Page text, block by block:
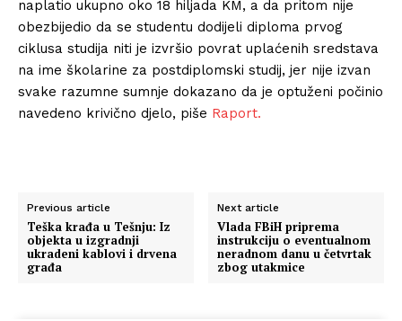
naplatio ukupno oko 18 hiljada KM, a da pritom nije
obezbijedio da se studentu dodijeli diploma prvog
ciklusa studija niti je izvršio povrat uplaćenih sredstava
na ime školarine za postdiplomski studij, jer nije izvan
svake razumne sumnje dokazano da je optuženi počinio
navedeno krivično djelo, piše Raport.
Previous article
Teška krađa u Tešnju: Iz
objekta u izgradnji
ukradeni kablovi i drvena
građa
Next article
Vlada FBiH priprema
instrukciju o eventualnom
neradnom danu u četvrtak
zbog utakmice